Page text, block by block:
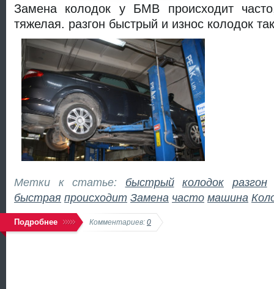
Замена колодок у БМВ происходит
тяжелая. разгон быстрый и износ колодок
Метки к статье: быстрый колодок
разгон
быстрая происходит Замена часто машина
Подробнее Комментариев: 0